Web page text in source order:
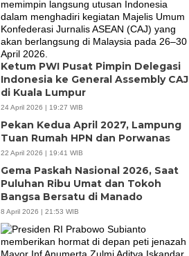
Ketum PWI Pusat Pimpin Delegasi
Indonesia ke General Assembly CAJ
di Kuala Lumpur
24 April 2026 | 19:27 WIB
Pekan Kedua April 2027, Lampung
Tuan Rumah HPN dan Porwanas
22 April 2026 | 19:41 WIB
Gema Paskah Nasional 2026, Saat
Puluhan Ribu Umat dan Tokoh
Bangsa Bersatu di Manado
8 April 2026 | 21:53 WIB